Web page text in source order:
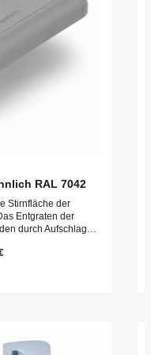
RAL 7042
Stirnfläche der
Entgraten der
durch Aufschlagen